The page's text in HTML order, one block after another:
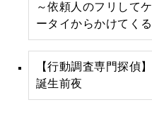
～依頼人のフリしてケ
ータイからかけてくる
【行動調査専門探偵】
誕生前夜